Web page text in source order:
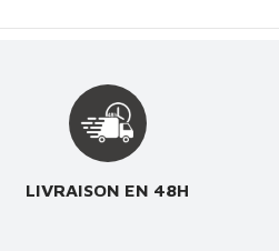
LIVRAISON EN 48H